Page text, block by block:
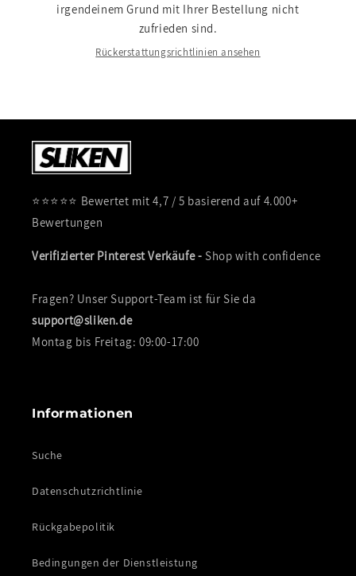
irgendeinem Grund mit Ihrer Bestellung nicht
zufrieden sind.
Rückerstattungsrichtlinien ansehen
⭐⭐⭐⭐⭐ Bewertet mit 4,7 / 5 basierend auf 4.000+
Bewertungen
Verifizierter Pinterest Verkäufe - Shop with confidence
Fragen? Unser Support-Team ist für Sie da
support@sliken.de
Montag bis Freitag: 09:00-17:00
Informationen
Suche
Datenschutzrichtlinie
Rückgabepolitik
Bedingungen der Dienstleistung